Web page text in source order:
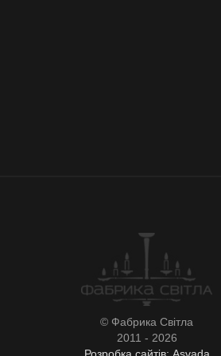
© Фабрика Світла
2011 - 2026